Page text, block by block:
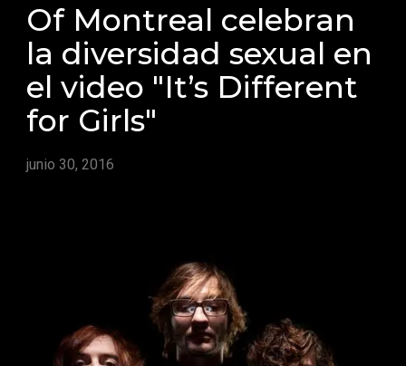
Of Montreal celebran
la diversidad sexual en
el video "It’s Different
for Girls"
junio 30, 2016